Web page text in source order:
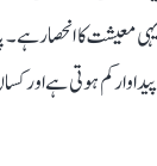
معیشت کا انحصار ہے۔
کم ہوتی ہے